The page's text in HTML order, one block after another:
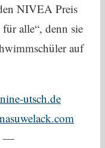
NIVEA Preis
alle“, denn sie
auf
utsch.de
—